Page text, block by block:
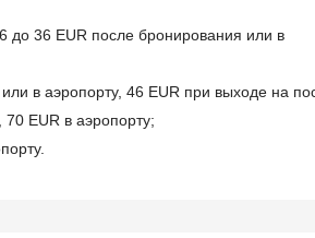
до 36 EUR после бронирования или в
в аэропорту, 46 EUR при выходе на
EUR в аэропорту;